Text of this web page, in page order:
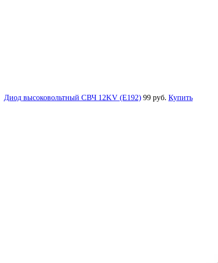
Диод высоковольтный СВЧ 12KV (E192) 99 руб. Купить